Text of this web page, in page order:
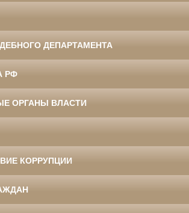
ДЕПАРТАМЕНТА
РФ
ОРГАНЫ ВЛАСТИ
КОРРУПЦИИ